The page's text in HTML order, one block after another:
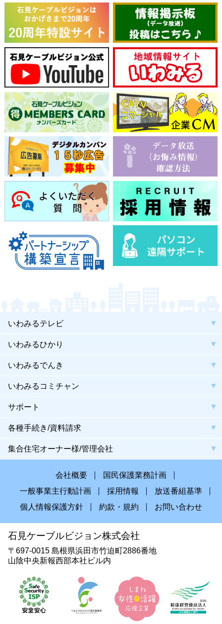
いわみるテレビ
いわみるひかり
いわみるでんき
いわみるコミチャン
サポート
各種手続き/資料請求
集合住宅オーナー様/管理会社
会社概要
国民保護業務計画
一般事業主行動計画
採用情報
放送番組基準
個人情報保護方針
約款・規約 お問い合わせ
石見ケーブルビジョン株式会社
〒697-0015 島根県浜田市竹迫町2886番地
山陰中央新報西部本社ビル内